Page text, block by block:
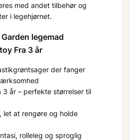
med andet tilbehør og
i legehjørnet.
legemad
Fra 3 år
der fanger
3 år – perfekte størrelser til
let at rengøre og holde
rolleleg og sproglig